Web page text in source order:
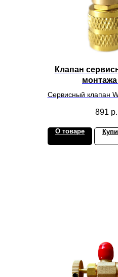
Клапан
Сервисный клапан
891 р.
О товаре